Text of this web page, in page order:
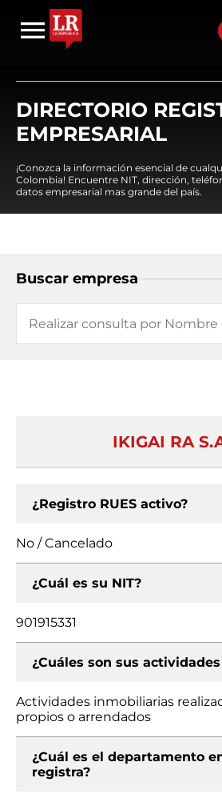
DIRECTORIO
EMPRESARIAL
¡Conozca la información esencial de
Colombia! Encuentre NIT, dirección,
datos empresarial mas grande del país.
Buscar empresa
IKIGAI RA
¿Registro RUES activo?
No / Cancelado
¿Cuál es su NIT?
901915331
¿Cuáles son sus
Actividades inmobiliarias
propios o arrendados
¿Cuál es el departamento
registra?